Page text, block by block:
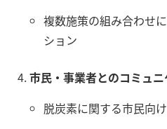
複数施策の組み合わせ
ション
市民・事業者とのコミュ
脱炭素に関する市民向